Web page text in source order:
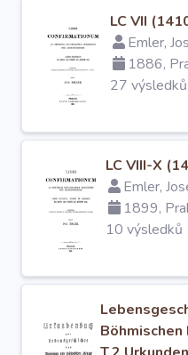
LC VII
Emler,
1886,
27 výsledků
LC VIII-X
Emler,
1899,
10 výsledků